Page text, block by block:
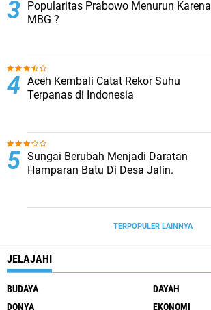
Popularitas Prabowo Menurun Karena
MBG ?
Aceh Kembali Catat Rekor Suhu
Terpanas di Indonesia
Sungai Berubah Menjadi Daratan
Hamparan Batu Di Desa Jalin.
TERPOPULER LAINNYA
JELAJAHI
BUDAYA
DAYAH
DONYA
EKONOMI